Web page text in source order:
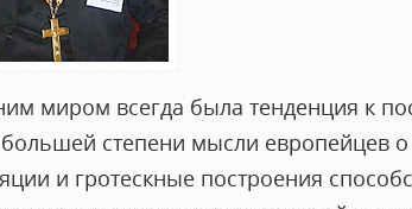
миром всегда была тенденция к
степени мысли европейцев о
и гротескные построения